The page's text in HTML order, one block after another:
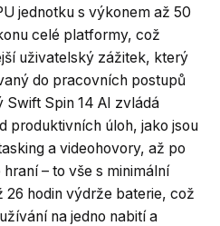
jednotku s výkonem až 50
celé platformy, což
uživatelský zážitek, který
do pracovních postupů
Swift Spin 14 AI zvládá
produktivních úloh, jako jsou
a videohovory, až po
– to vše s minimální
26 hodin výdrže baterie, což
na jedno nabití a